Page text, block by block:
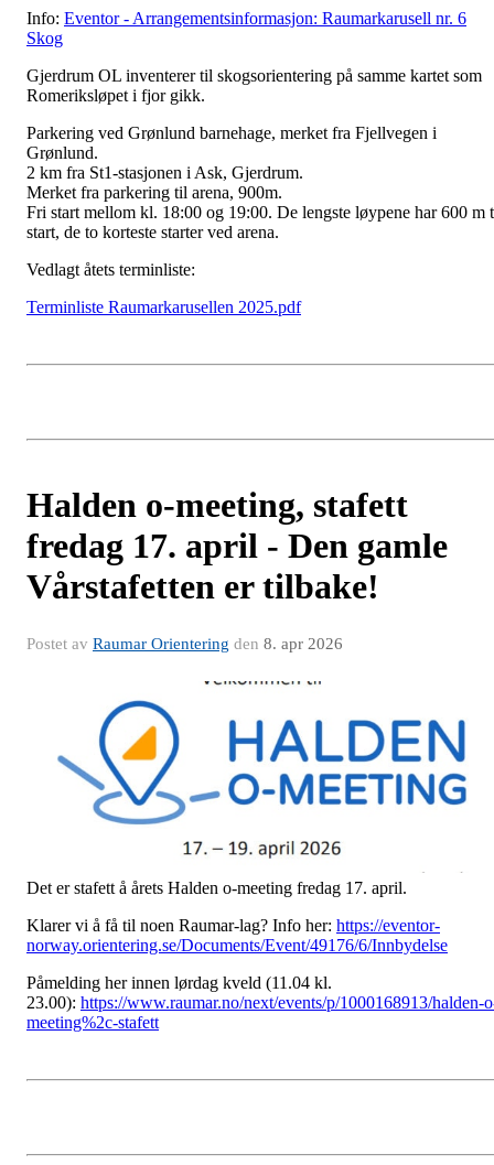
Info: Eventor - Arrangementsinformasjon: Raumarkarusell nr. 6
Skog
Gjerdrum OL inventerer til skogsorientering på samme kartet som
Romeriksløpet i fjor gikk.
Parkering ved Grønlund barnehage, merket fra Fjellvegen i
Grønlund.
2 km fra St1-stasjonen i Ask, Gjerdrum.
Merket fra parkering til arena, 900m.
Fri start mellom kl. 18:00 og 19:00. De lengste løypene har 600 m
start, de to korteste starter ved arena.
Vedlagt åtets terminliste:
Terminliste Raumarkarusellen 2025.pdf
Halden o-meeting, stafett
fredag 17. april - Den gamle
Vårstafetten er tilbake!
Postet av Raumar Orientering den 8. apr 2026
Det er stafett å årets Halden o-meeting fredag 17. april.
Klarer vi å få til noen Raumar-lag? Info her: https://eventor-
norway.orientering.se/Documents/Event/49176/6/Innbydelse
Påmelding her innen lørdag kveld (11.04 kl.
23.00): https://www.raumar.no/next/events/p/1000168913/halden-
meeting%2c-stafett